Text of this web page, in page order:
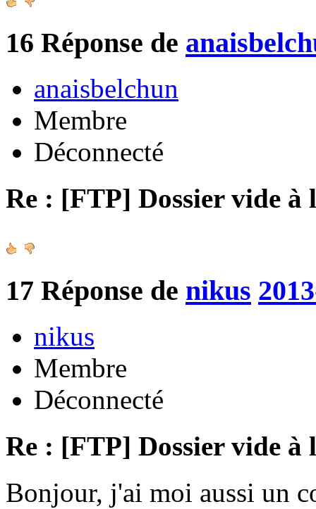
16 Réponse de
anaisbelchun
Membre
Déconnecté
Re : [FTP] Dossier vide à
17 Réponse de nikus
nikus
Membre
Déconnecté
Re : [FTP] Dossier vide à
Bonjour, j'ai moi aussi un